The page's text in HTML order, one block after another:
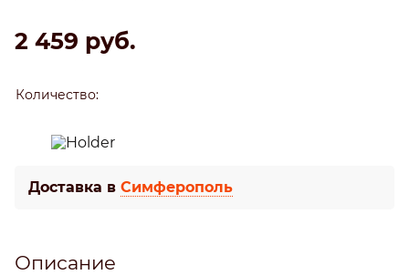
2 459 руб.
Количество:
Доставка в Симферополь
Описание